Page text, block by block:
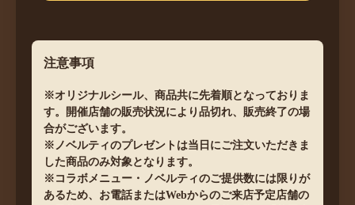
注意事項
※オリジナルシール、商品共に先着順となっておりま
す。開催店舗の販売状況により品切れ、販売終了の場
合がございます。
※ノベルティのプレゼントは当日にご注文いただきま
した商品のみ対象となります。
※コラボメニュー・ノベルティのご提供数には限りが
あるため、お電話またはWebからのご来店予定店舗の